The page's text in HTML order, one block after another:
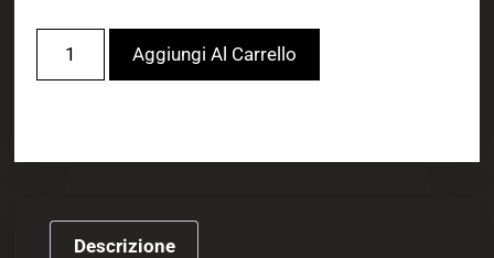
Aggiungi Al Carrello
Descrizione